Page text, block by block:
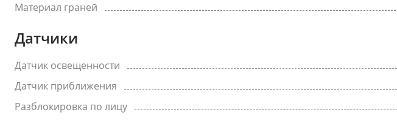
Материал граней
Датчики
Датчик освещенности
Датчик приближения
Разблокировка по лицу